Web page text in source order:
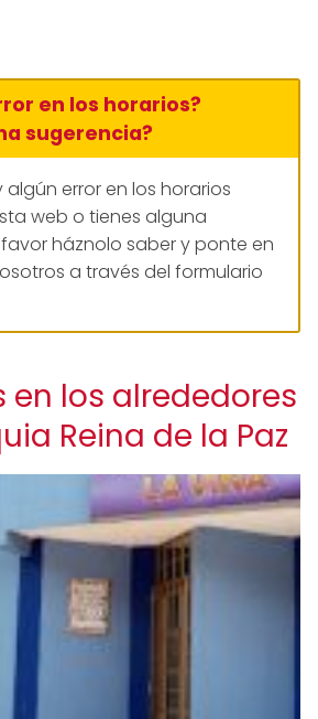
en los horarios?
sugerencia?
algún error en los horarios
web o tienes alguna
háznolo saber y ponte en
a través del formulario
en los alrededores
Reina de la Paz